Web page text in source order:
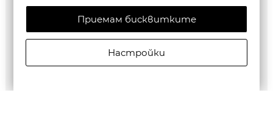
Приемам бисквитките
Настройки